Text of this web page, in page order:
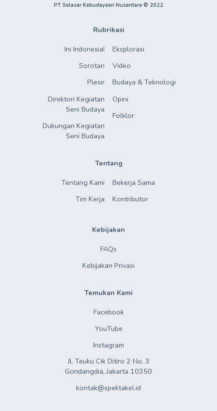
PT Selasar Kebudayaan Nusantara © 2022
Rubrikasi
Ini Indonesia!
Sorotan
Plesir
Direktori Kegiatan
Seni Budaya
Dukungan Kegiatan
Seni Budaya
Eksplorasi
Video
Budaya & Teknologi
Opini
Folklor
Tentang
Tentang Kami
Tim Kerja
Bekerja Sama
Kontributor
Kebijakan
FAQs
Kebijakan Privasi
Temukan Kami
Facebook
YouTube
Instagram
Jl. Teuku Cik Ditiro 2 No. 3
Gondangdia, Jakarta 10350
kontak@spektakel.id